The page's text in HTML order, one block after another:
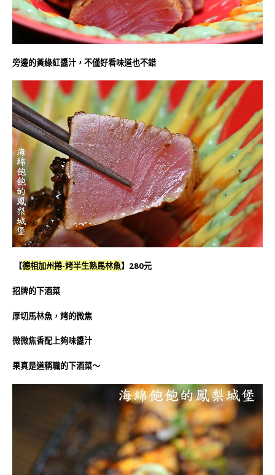
旁邊的黃綠紅醬汁，不僅好看味道也不錯
【德相加州捲-烤半生熟馬林魚】280元
招牌的下酒菜
厚切馬林魚，烤的微焦
微微焦香配上夠味醬汁
果真是道稱職的下酒菜～